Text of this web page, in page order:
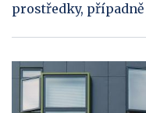
prostředky,